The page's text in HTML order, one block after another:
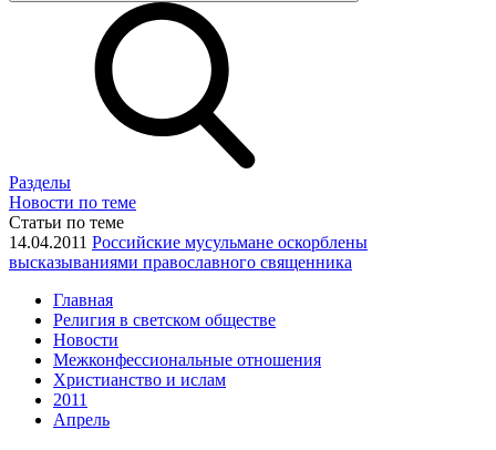
Разделы
Новости по теме
Статьи по теме
14.04.2011 Российские мусульмане оскорблены
высказываниями православного священника
Главная
Религия в светском обществе
Новости
Межконфессиональные отношения
Христианство и ислам
2011
Апрель